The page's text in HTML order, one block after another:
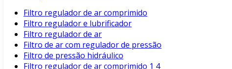
Filtro regulador de ar comprimido
Filtro regulador e lubrificador
Filtro regulador de ar
Filtro de ar com regulador de pressão
Filtro de pressão hidráulico
Filtro regulador de ar comprimido 1 4